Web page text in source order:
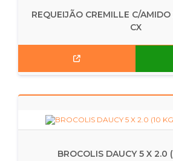
REQUEIJÃO CREMILLE C/
CX
BROCOLIS DAUCY 5 X 2.0